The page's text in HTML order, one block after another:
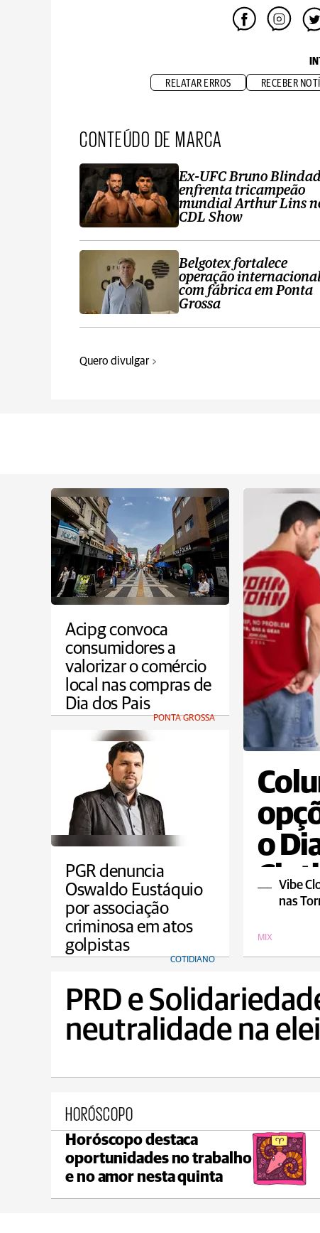
RELATAR ERROS RECEBER
CONTEÚDO DE MARCA
Ex-UFC Bruno
enfrenta tricampeão
mundial Arthur Lins
CDL Show
Belgotex fortalece
operação
com fábrica em Ponta
Grossa
Quero divulgar
Acipg convoca
consumidores a
valorizar o comércio
local nas compras de
Dia dos Pais
PONTA GROSSA
o
Vibe
nas
MIX
PGR denuncia
Oswaldo Eustáquio
por associação
criminosa em atos
golpistas
COTIDIANO
PRD e
neutralidade na
HORÓSCOPO
Horóscopo destaca
oportunidades no trabalho
e no amor nesta quinta
min 17°C
Castro
max 21°C